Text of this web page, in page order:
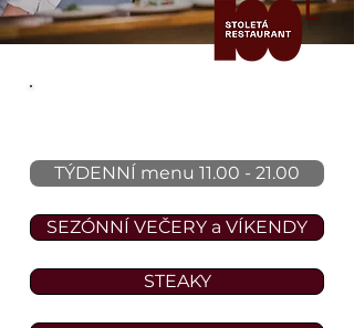
TÝDENNÍ menu 11.00 - 21.00
SEZÓNNÍ VEČERY a VÍKENDY
STEAKY